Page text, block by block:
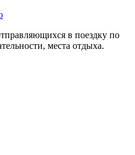
в поездку по
места отдыха.